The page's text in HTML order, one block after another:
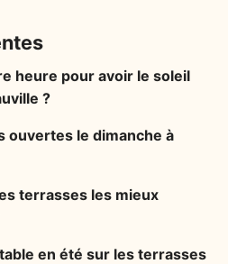
heure pour avoir le soleil
?
ouvertes le dimanche à
terrasses les mieux
en été sur les terrasses